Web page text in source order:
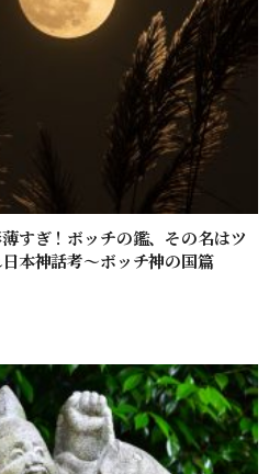
すぎ！ボッチの鑑、その名はツ
本神話考〜ボッチ神の国篇